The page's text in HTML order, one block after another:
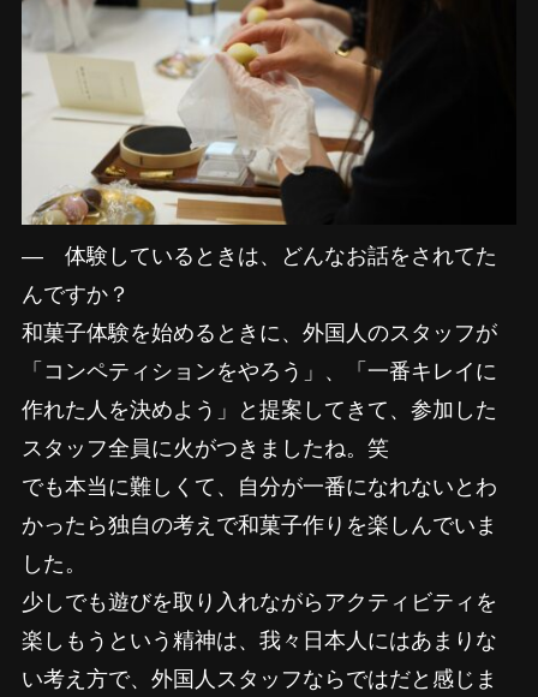
― 体験しているときは、どんなお話をされてた
んですか？
和菓子体験を始めるときに、外国人のスタッフが
「コンペティションをやろう」、「一番キレイに
作れた人を決めよう」と提案してきて、参加した
スタッフ全員に火がつきましたね。笑
でも本当に難しくて、自分が一番になれないとわ
かったら独自の考えで和菓子作りを楽しんでいま
した。
少しでも遊びを取り入れながらアクティビティを
楽しもうという精神は、我々日本人にはあまりな
い考え方で、外国人スタッフならではだと感じま